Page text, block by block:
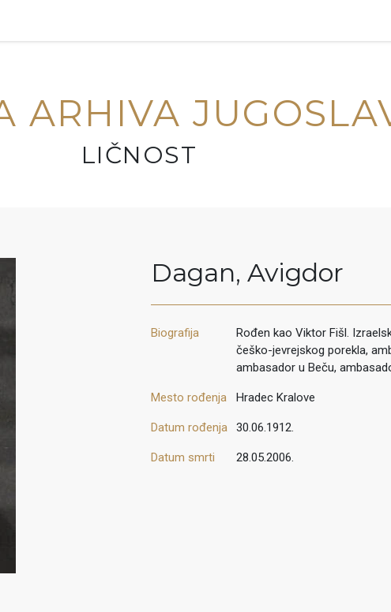
ARHIVA
LIČNOST
Dagan, Avigdor
Biografija
Rođen kao Viktor Fišl.
češko-jevrejskog porekla,
ambasador u Beču,
Mesto rođenja Hradec Kralove
Datum rođenja 30.06.1912.
Datum smrti 28.05.2006.